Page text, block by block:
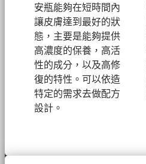
安瓶能夠在短時間內
讓皮膚達到最好的狀
態，主要是能夠提供
高濃度的保養，高活
性的成分，以及高修
復的特性。可以依造
特定的需求去做配方
設計。